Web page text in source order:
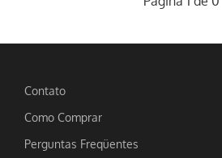
Contato
Como Comprar
Perguntas Freqüentes